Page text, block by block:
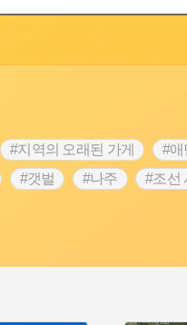
#지역의 오래된 가게 #애
#갯벌 #나주 #조선
#지역의 설화 #성곽